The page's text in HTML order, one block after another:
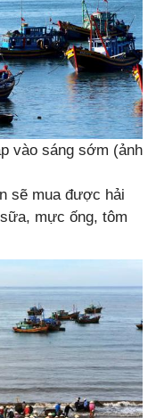
vào sáng sớm (ảnh
sẽ mua được hải
mực ống, tôm